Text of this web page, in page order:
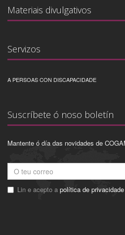
Materiais divulgativos
Servizos
A PERSOAS CON DISCAPACIDADE
Suscríbete ó noso boletín
Mantente ó día das novidades de
Lin e acepto a política de privacidade